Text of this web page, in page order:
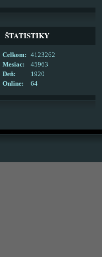
ŠTATISTIKY
Online: 64
Celkom:
4123262
Mesiac:
45963
Deň:
1920